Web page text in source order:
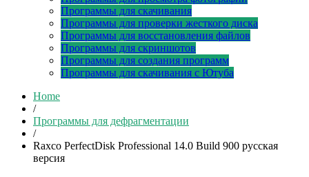
Программы для скачивания
Программы для проверки жесткого диска
Программы для восстановления файлов
Программы для скриншотов
Программы для создания программ
Программы для скачивания с Ютуба
Home
/
Программы для дефрагментации
/
Raxco PerfectDisk Professional 14.0 Build 900 русская
версия